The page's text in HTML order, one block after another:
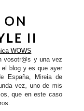
ON
II
WOWS
vosotr@s y una vez
blog y es que ayer
España, Mireia de
vez, uno de mis
que en este caso